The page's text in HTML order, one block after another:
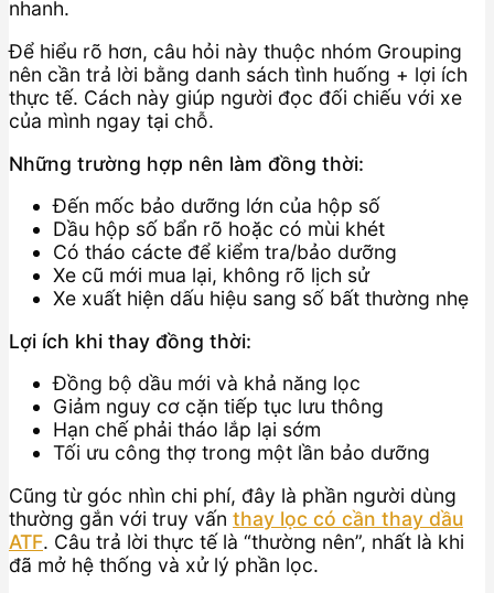
nhanh.
Để hiểu rõ hơn, câu hỏi này thuộc nhóm Grouping
nên cần trả lời bằng danh sách tình huống + lợi ích
thực tế. Cách này giúp người đọc đối chiếu với xe
của mình ngay tại chỗ.
Những trường hợp nên làm đồng thời:
Đến mốc bảo dưỡng lớn của hộp số
Dầu hộp số bẩn rõ hoặc có mùi khét
Có tháo cácte để kiểm tra/bảo dưỡng
Xe cũ mới mua lại, không rõ lịch sử
Xe xuất hiện dấu hiệu sang số bất thường nhẹ
Lợi ích khi thay đồng thời:
Đồng bộ dầu mới và khả năng lọc
Giảm nguy cơ cặn tiếp tục lưu thông
Hạn chế phải tháo lắp lại sớm
Tối ưu công thợ trong một lần bảo dưỡng
Cũng từ góc nhìn chi phí, đây là phần người dùng
thường gắn với truy vấn thay lọc có cần thay dầu
ATF. Câu trả lời thực tế là “thường nên”, nhất là khi
đã mở hệ thống và xử lý phần lọc.